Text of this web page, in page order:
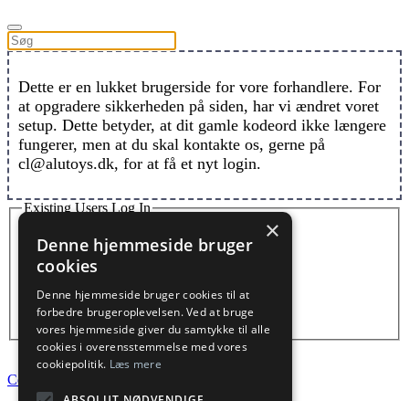
Dette er en lukket brugerside for vore forhandlere. For
at opgradere sikkerheden på siden, har vi ændret voret
setup. Dette betyder, at dit gamle kodeord ikke længere
fungerer, men at du skal kontakte os, gerne på
cl@alutoys.dk, for at få et nyt login.
Existing Users Log In
Password
Remember Me
Forgot password?Click here to reset
Cookies- og privatlivspolitik
×
Denne hjemmeside bruger
cookies
Denne hjemmeside bruger cookies til at
forbedre brugeroplevelsen. Ved at bruge
vores hjemmeside giver du samtykke til alle
cookies i overensstemmelse med vores
cookiepolitik. Læs mere